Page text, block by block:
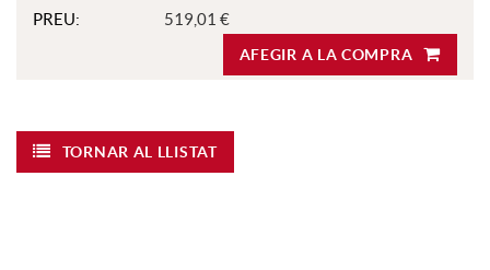
PREU:
519,01 €
AFEGIR A LA COMPRA
TORNAR AL LLISTAT